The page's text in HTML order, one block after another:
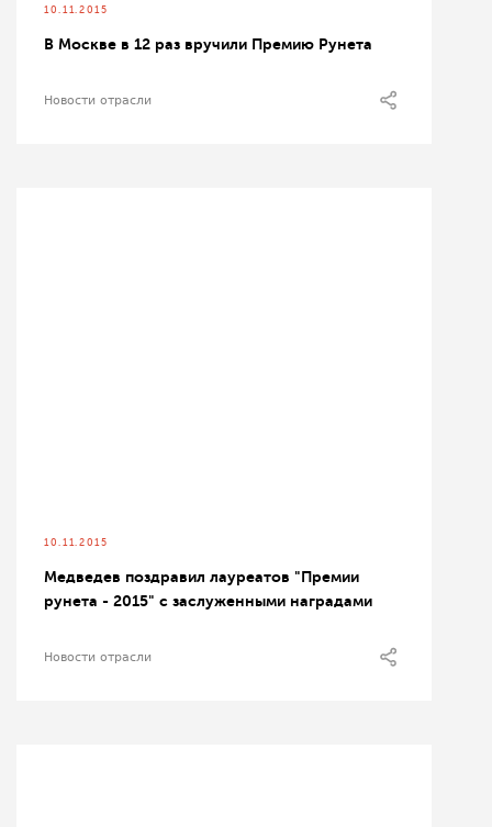
10.11.2015
В Москве в 12 раз вручили Премию Рунета
Новости отрасли
10.11.2015
Медведев поздравил лауреатов "Премии
рунета - 2015" с заслуженными наградами
Новости отрасли